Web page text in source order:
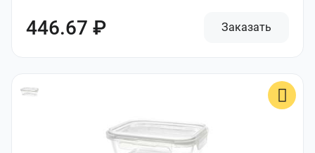
446.67 ₽ Заказать